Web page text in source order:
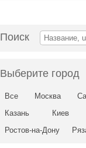
Поиск
Выберите город
Все Москва
Казань
Киев
Ростов-на-Дону